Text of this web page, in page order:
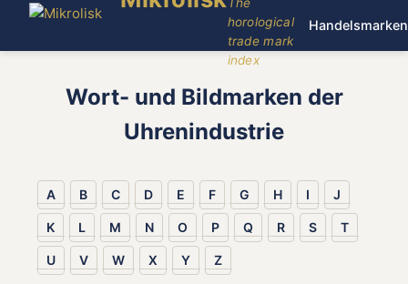
horological
trade mark
index
Handelsmarken
Wort- und Bildmarken der
Uhrenindustrie
A B C D E F G H I J
K L M N O P Q R S T
U V W X Y Z